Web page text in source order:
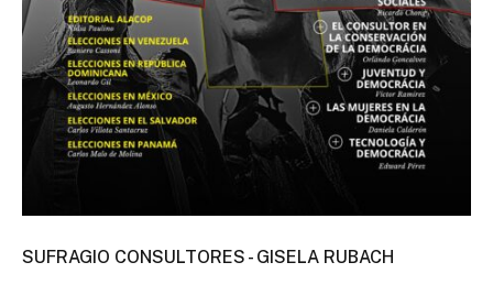
SUFRAGIO CONSULTORES - GISELA RUBACH